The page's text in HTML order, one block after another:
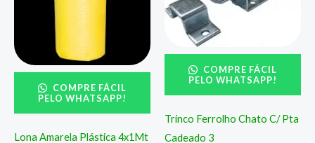
COMPRE FÁCIL
PELO WHATSAPP!
Lona Amarela Plástica 4x1Mt
COMPRE FÁCIL
PELO WHATSAPP!
Trinco Ferrolho Chato C/ Pta
Cadeado 3